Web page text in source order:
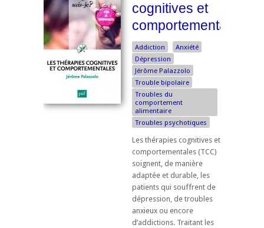
cognitives et
comportementales
Addiction
Anxiété
Dépression
Jérôme Palazzolo
Trouble bipolaire
Troubles du
comportement
alimentaire
Troubles psychotiques
Les thérapies cognitives et
comportementales (TCC)
soignent, de manière
adaptée et durable, les
patients qui souffrent de
dépression, de troubles
anxieux ou encore
d’addictions. Traitant les